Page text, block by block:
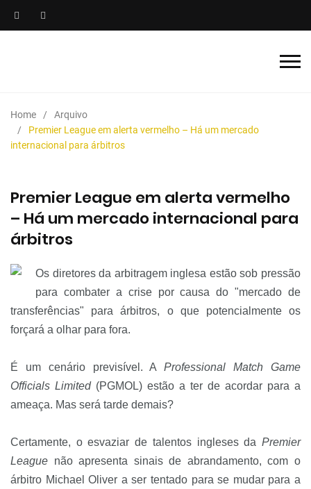
Home
Arquivo
Premier League em alerta vermelho – Há um mercado
internacional para árbitros
Premier League em alerta vermelho
– Há um mercado internacional para
árbitros
Os diretores da arbitragem inglesa estão sob pressão
para combater a crise por causa do "mercado de
transferências" para árbitros, o que potencialmente os
forçará a olhar para fora.
É um cenário previsível. AProfessional Match Game
Officials Limited(PGMOL) estão a ter de acordar para a
ameaça. Mas será tarde demais?
Certamente, o esvaziar de talentos ingleses da Premier
League não apresenta sinais de abrandamento, com o
árbitro Michael Oliver a ser tentado para se mudar para a